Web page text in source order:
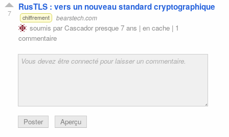
7
RusTLS : vers un nouveau standard cryptographique
chiffrement bearstech.com
soumis parCascadorpresque 7 ans | en cache | 1
commentaire
Poster Aperçu